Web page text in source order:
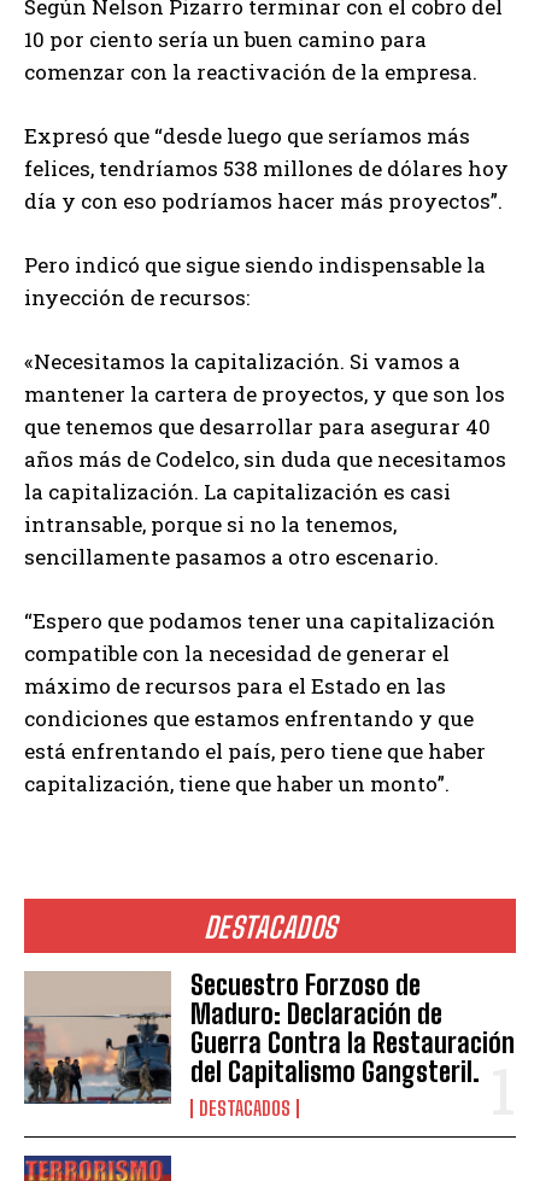
DESTACADOS
Secuestro Forzoso de
Maduro: Declaración de
Guerra Contra la Restauración
del Capitalismo Gangsteril.
DESTACADOS
Según Nelson Pizarro terminar con el cobro del
10 por ciento sería un buen camino para
comenzar con la reactivación de la empresa.
Expresó que “desde luego que seríamos más
felices, tendríamos 538 millones de dólares hoy
día y con eso podríamos hacer más proyectos”.
Pero indicó que sigue siendo indispensable la
inyección de recursos:
«Necesitamos la capitalización. Si vamos a
mantener la cartera de proyectos, y que son los
que tenemos que desarrollar para asegurar 40
años más de Codelco, sin duda que necesitamos
la capitalización. La capitalización es casi
intransable, porque si no la tenemos,
sencillamente pasamos a otro escenario.
“Espero que podamos tener una capitalización
compatible con la necesidad de generar el
máximo de recursos para el Estado en las
condiciones que estamos enfrentando y que
está enfrentando el país, pero tiene que haber
capitalización, tiene que haber un monto”.